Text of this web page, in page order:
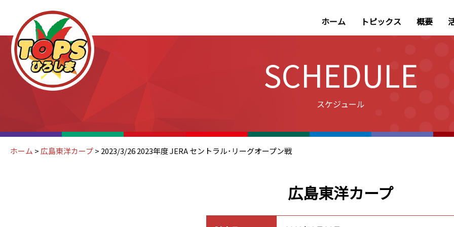
ホーム トピックス 概要
SCHEDULE
スケジュール
ホーム > 広島東洋カープ> 2023/3/26 2023年度 JERA セントラル･リーグオープン戦
広島東洋カープ